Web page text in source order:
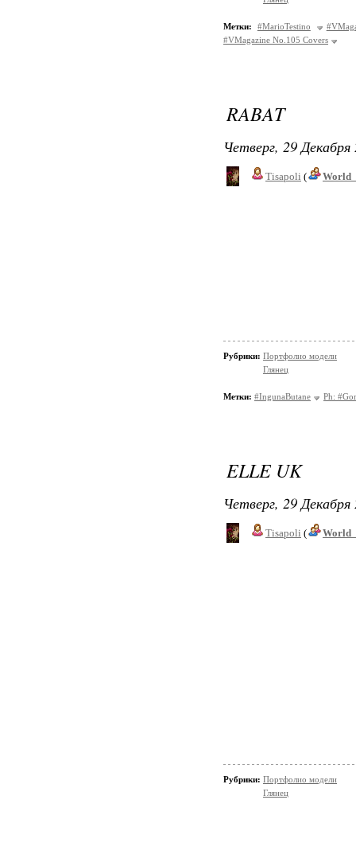
Метки: #MarioTestino
#VMagazine No.105 Covers
RABAT
Четверг, 29
Tisapoli (
Рубрики: Портфолио модели
Глянец
Метки: #IngunaButane Ph:
ELLE UK
Четверг, 29
Tisapoli (
Рубрики: Портфолио модели
Глянец